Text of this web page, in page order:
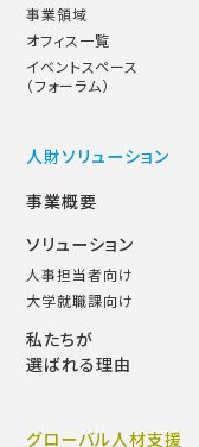
事業領域
オフィス一覧
イベントスペース
（フォーラム）
人財ソリューション
事業概要
ソリューション
人事担当者向け
大学就職課向け
私たちが
選ばれる理由
グローバル人材支援